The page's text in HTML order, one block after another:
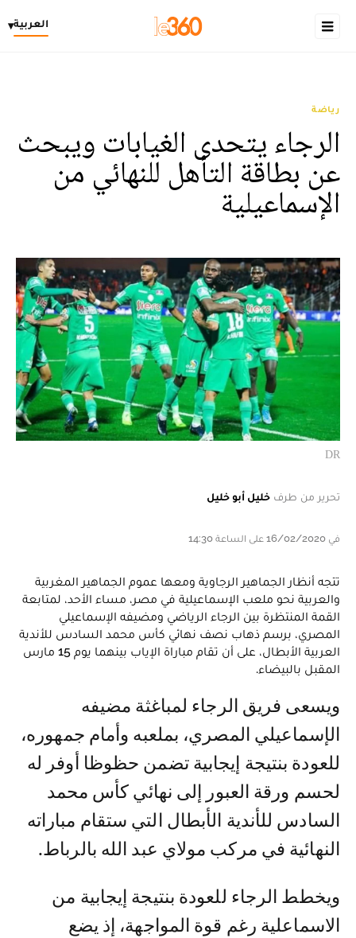
العربية▾
رياضة
الرجاء يتحدى الغيابات ويبحث
عن بطاقة التأهل للنهائي من
الإسماعيلية
DR
تحرير من طرف خليل أبو خليل
في 16/02/2020 على الساعة 14:30
تتجه أنظار الجماهير الرجاوية ومعها عموم الجماهير المغربية
والعربية نحو ملعب الإسماعيلية في مصر، مساء الأحد، لمتابعة
القمة المنتظرة بين الرجاء الرياضي ومضيفه الإسماعيلي
المصري، برسم ذهاب نصف نهائي كأس محمد السادس للأندية
العربية الأبطال، على أن تقام مباراة الإياب بينهما يوم 15 مارس
المقبل بالبيضاء.
ويسعى فريق الرجاء لمباغثة مضيفه
الإسماعيلي المصري، بملعبه وأمام جمهوره،
للعودة بنتيجة إيجابية تضمن حظوظا أوفر له
لحسم ورقة العبور إلى نهائي كأس محمد
السادس للأندية الأبطال التي ستقام مباراته
النهائية في مركب مولاي عبد الله بالرباط.
ويخطط الرجاء للعودة بنتيجة إيجابية من
الاسماعلية رغم قوة المواجهة، إذ يضع